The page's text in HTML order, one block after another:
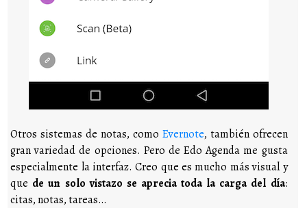
Otros sistemas de notas, como Evernote, también ofrecen
gran variedad de opciones. Pero de Edo Agenda me gusta
especialmente la interfaz. Creo que es mucho más visual y
que de un solo vistazo se aprecia toda la carga del día:
citas, notas, tareas…